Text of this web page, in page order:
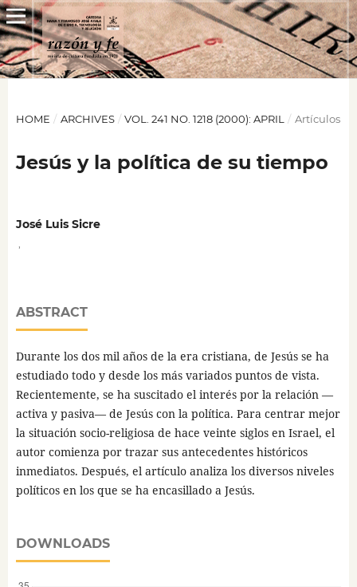
HOME / ARCHIVES / VOL. 241 NO. 1218 (2000): APRIL / Artículos
Jesús y la política de su tiempo
José Luis Sicre
ABSTRACT
Durante los dos mil años de la era cristiana, de Jesús se ha
estudiado todo y desde los más variados puntos de vista.
Recientemente, se ha suscitado el interés por la relación —
activa y pasiva— de Jesús con la política. Para centrar mejor
la situación socio-religiosa de hace veinte siglos en Israel, el
autor comienza por trazar sus antecedentes históricos
inmediatos. Después, el artículo analiza los diversos niveles
políticos en los que se ha encasillado a Jesús.
DOWNLOADS